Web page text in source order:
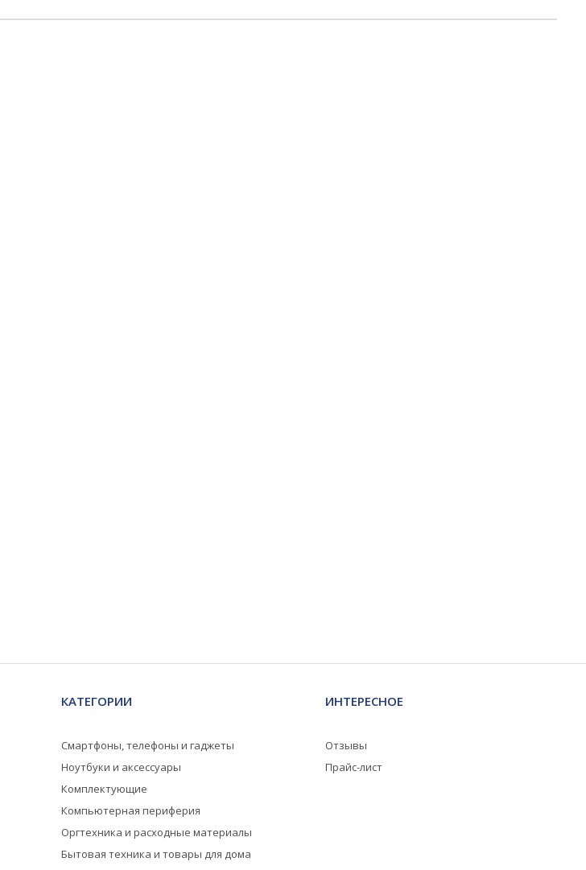
КАТЕГОРИИ
Смартфоны, телефоны и гаджеты
Ноутбуки и аксессуары
Комплектующие
Компьютерная периферия
Оргтехника и расходные материалы
Бытовая техника и товары для дома
ИНТЕРЕСНОЕ
Отзывы
Прайс-лист